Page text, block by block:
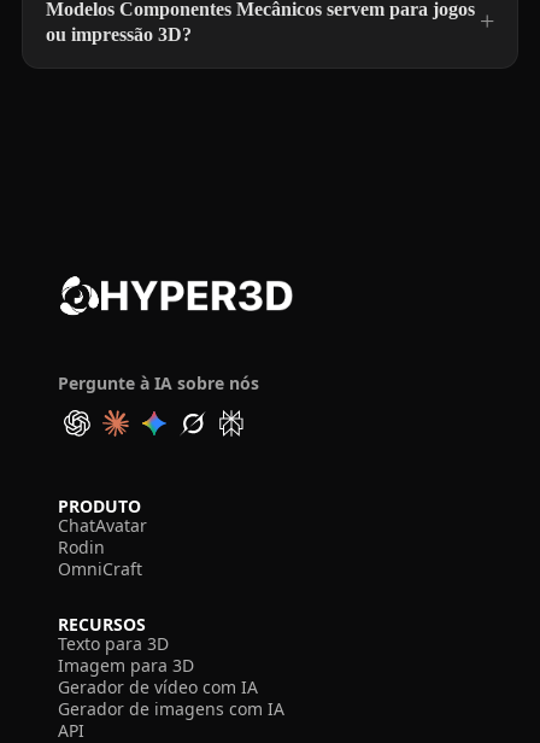
Modelos Componentes Mecânicos servem para jogos
ou impressão 3D?
Pergunte à IA sobre nós
PRODUTO
ChatAvatar
Rodin
OmniCraft
RECURSOS
Texto para 3D
Imagem para 3D
Gerador de vídeo com IA
Gerador de imagens com IA
API